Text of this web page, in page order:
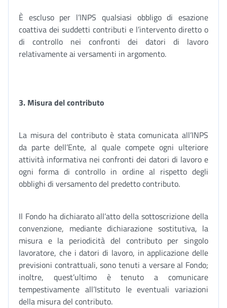
È escluso per l’INPS qualsiasi obbligo di esazione
coattiva dei suddetti contributi e l’intervento diretto o
di controllo nei confronti dei datori di lavoro
relativamente ai versamenti in argomento.
3. Misura del contributo
La misura del contributo è stata comunicata all’INPS
da parte dell’Ente, al quale compete ogni ulteriore
attività informativa nei confronti dei datori di lavoro e
ogni forma di controllo in ordine al rispetto degli
obblighi di versamento del predetto contributo.
Il Fondo ha dichiarato all’atto della sottoscrizione della
convenzione, mediante dichiarazione sostitutiva, la
misura e la periodicità del contributo per singolo
lavoratore, che i datori di lavoro, in applicazione delle
previsioni contrattuali, sono tenuti a versare al Fondo;
inoltre, quest’ultimo è tenuto a comunicare
tempestivamente all’Istituto le eventuali variazioni
della misura del contributo.